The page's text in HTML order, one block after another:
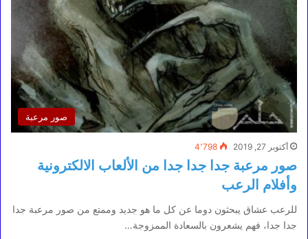
صور مرعبة
أكتوبر 27, 2019 4٬798
صور مرعبة جدا جدا جدا من الألعاب الالكترونية
وأفلام الرعب
للرعب عشاق يبحثون دوما عن كل ما هو جديد وممتع من صور مرعبة جدا
جدا جدا، فهم يشعرون بالسعادة الممزوجة…